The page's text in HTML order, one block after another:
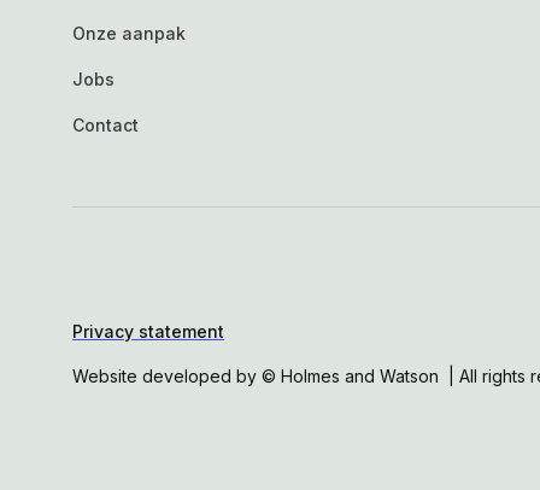
Onze aanpak
Jobs
Contact
Website developed by © Holmes and Watson | All rights
Privacy statement